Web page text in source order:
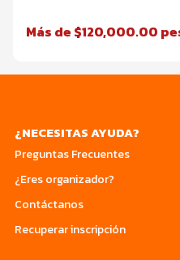
Más de $120,000.00
¿NECESITAS AYUDA?
Preguntas Frecuentes
¿Eres organizador?
Contáctanos
Recuperar inscripción